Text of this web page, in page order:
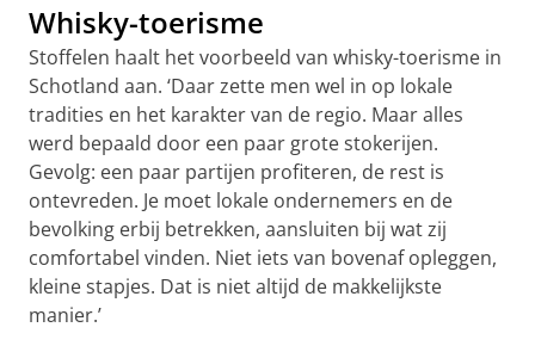
Whisky-toerisme
Stoffelen haalt het voorbeeld van whisky-toerisme in
Schotland aan. ‘Daar zette men wel in op lokale
tradities en het karakter van de regio. Maar alles
werd bepaald door een paar grote stokerijen.
Gevolg: een paar partijen profiteren, de rest is
ontevreden. Je moet lokale ondernemers en de
bevolking erbij betrekken, aansluiten bij wat zij
comfortabel vinden. Niet iets van bovenaf opleggen,
kleine stapjes. Dat is niet altijd de makkelijkste
manier.’